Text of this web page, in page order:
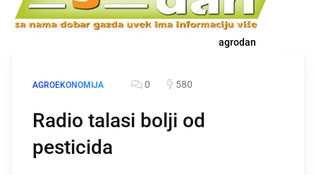
agrodan
AGROEKONOMIJA 0 580
Radio talasi bolji od
pesticida